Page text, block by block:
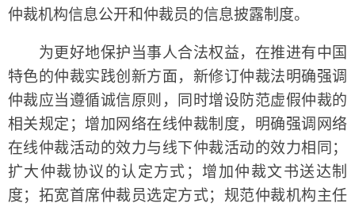
仲裁机构信息公开和仲裁员的信息披露制度。
为更好地保护当事人合法权益，在推进有中国
特色的仲裁实践创新方面，新修订仲裁法明确强调
仲裁应当遵循诚信原则，同时增设防范虚假仲裁的
相关规定；增加网络在线仲裁制度，明确强调网络
在线仲裁活动的效力与线下仲裁活动的效力相同；
扩大仲裁协议的认定方式；增加仲裁文书送达制
度；拓宽首席仲裁员选定方式；规范仲裁机构主任